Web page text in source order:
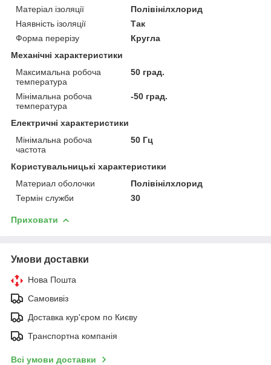
Матеріал ізоляції
Полівінілхлорид
Наявність ізоляції
Так
Форма перерізу
Кругла
Механічні характеристики
Максимальна робоча
температура
50 град.
Мінімальна робоча
температура
-50 град.
Електричні характеристики
Мінімальна робоча
частота
50 Гц
Користувальницькі характеристики
Материал оболочки
Полівінілхлорид
Термін служби
30
Приховати
Умови доставки
Нова Пошта
Самовивіз
Доставка кур'єром по Києву
Транспортна компанія
Всі умови доставки